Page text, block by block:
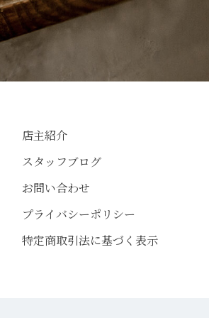
店主紹介
スタッフブログ
お問い合わせ
プライバシーポリシー
特定商取引法に基づく表示